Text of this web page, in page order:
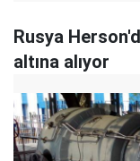
Rusya
altına alıyor